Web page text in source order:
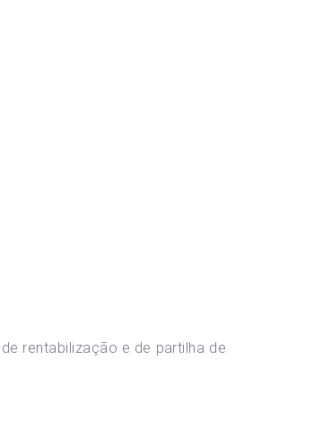
rentabilização e de partilha de